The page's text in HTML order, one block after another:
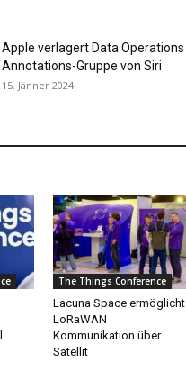
Apple verlagert Data Operations
Annotations-Gruppe von Siri
15. Jänner 2024
The Things Conference
Lacuna Space ermöglicht
LoRaWAN
Kommunikation über
Satellit